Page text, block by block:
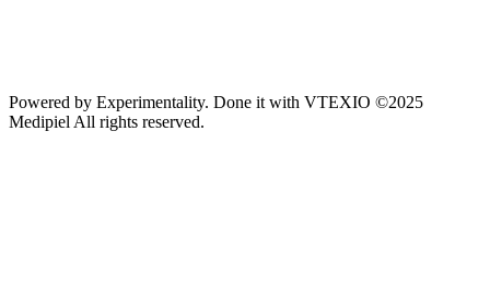
Powered by Experimentality. Done it with VTEXIO ©2025
Medipiel All rights reserved.